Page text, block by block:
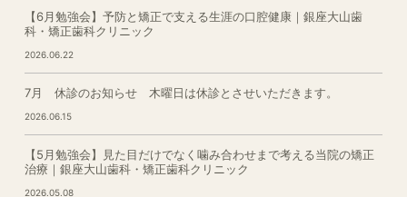
【6月勉強会】予防と矯正で支える生涯の口腔健康｜銀座大山歯
科・矯正歯科クリニック
2026.06.22
7月 休診のお知らせ 木曜日は休診とさせいただきます。
2026.06.15
【5月勉強会】見た目だけでなく噛み合わせまで考える当院の矯正
治療｜銀座大山歯科・矯正歯科クリニック
2026.05.08